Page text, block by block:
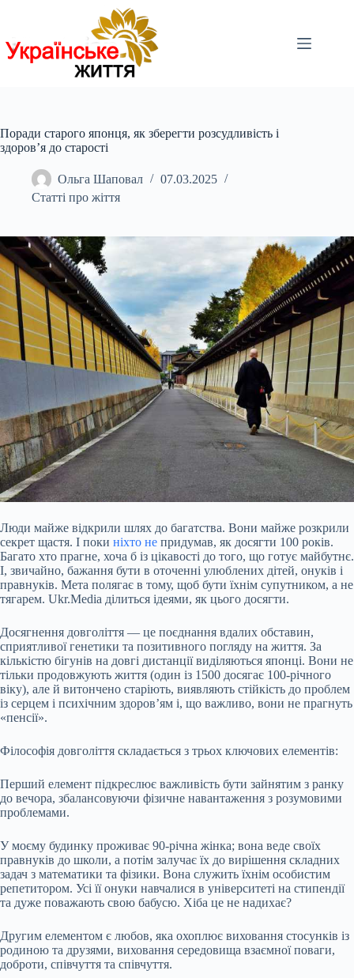
Поради старого японця, як зберегти розсудливість і
здоров’я до старості
Ольга Шаповал
07.03.2025
Статті про жіття
Люди майже відкрили шлях до багатства. Вони майже розкрили
секрет щастя. І поки ніхто не придумав, як досягти 100 років.
Багато хто прагне, хоча б із цікавості до того, що готує майбутнє.
І, звичайно, бажання бути в оточенні улюблених дітей, онуків і
правнуків. Мета полягає в тому, щоб бути їхнім супутником, а не
тягарем. Ukr.Media ділиться ідеями, як цього досягти.
Досягнення довголіття — це поєднання вдалих обставин,
сприятливої генетики та позитивного погляду на життя. За
кількістю бігунів на довгі дистанції виділяються японці. Вони не
тільки продовжують життя (один із 1500 досягає 100-річного
віку), але й витончено старіють, виявляють стійкість до проблем
із серцем і психічним здоров’ям і, що важливо, вони не прагнуть
«пенсії».
Філософія довголіття складається з трьох ключових елементів:
Перший елемент підкреслює важливість бути зайнятим з ранку
до вечора, збалансовуючи фізичне навантаження з розумовими
проблемами.
У моєму будинку проживає 90-річна жінка; вона веде своїх
правнуків до школи, а потім залучає їх до вирішення складних
задач з математики та фізики. Вона служить їхнім особистим
репетитором. Усі її онуки навчалися в університеті на стипендії
та дуже поважають свою бабусю. Хіба це не надихає?
Другим елементом є любов, яка охоплює виховання стосунків із
родиною та друзями, виховання середовища взаємної поваги,
доброти, співчуття та співчуття.